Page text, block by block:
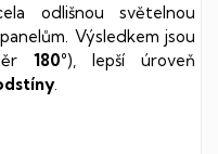
odlišnou světelnou
Výsledkem jsou
180°), lepší úroveň